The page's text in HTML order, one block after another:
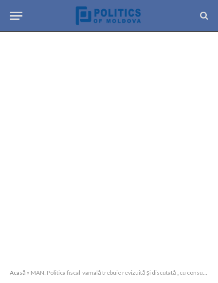
Acasă » MAN: Politica fiscal-vamală trebuie revizuită și discutată „cu consultări autentice”